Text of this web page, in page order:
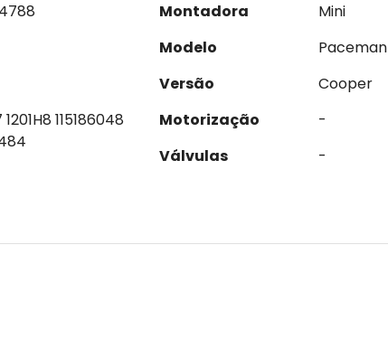
115186048
Montadora
Mini
Modelo
Paceman
Versão
Cooper
Motorização
-
Válvulas
-